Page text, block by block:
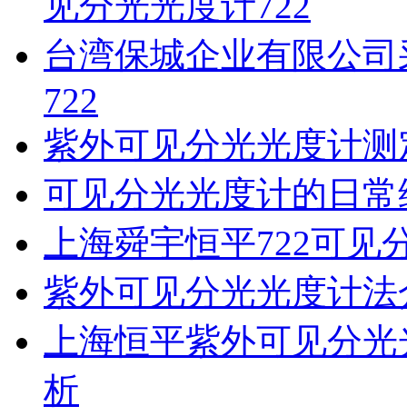
台湾保城企业有限公
722
紫外可见分光光度计
可见分光光度计的日
上海舜宇恒平722可见
紫外可见分光光度计法
上海恒平紫外可见分
析